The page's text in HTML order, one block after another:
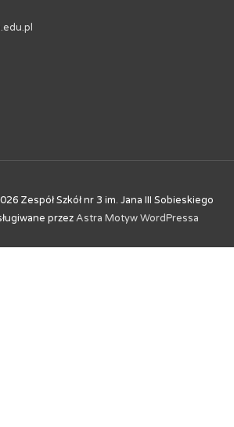
Zespół Szkół nr 3 im. Jana III Sobieskiego
przezAstra Motyw WordPressa